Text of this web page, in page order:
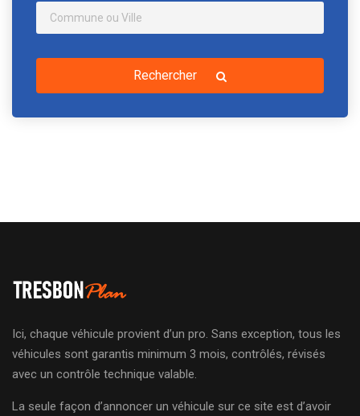
Rechercher
Ici, chaque véhicule provient d’un pro. Sans exception, tous les
véhicules sont garantis minimum 3 mois, contrôlés, révisés
avec un contrôle technique valable.
La seule façon d’annoncer un véhicule sur ce site est d’avoir